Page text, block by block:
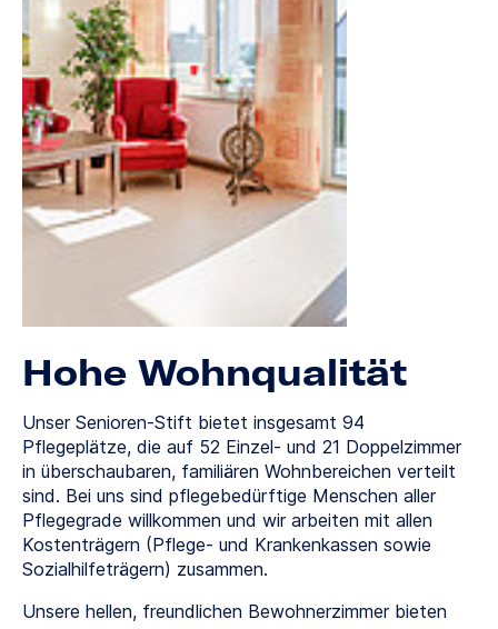
Hohe Wohnqualität
Unser Senioren-Stift bietet insgesamt 94
Pflegeplätze, die auf 52 Einzel- und 21 Doppelzimmer
in überschaubaren, familiären Wohnbereichen verteilt
sind. Bei uns sind pflegebedürftige Menschen aller
Pflegegrade willkommen und wir arbeiten mit allen
Kostenträgern (Pflege- und Krankenkassen sowie
Sozialhilfeträgern) zusammen.
Unsere hellen, freundlichen Bewohnerzimmer bieten